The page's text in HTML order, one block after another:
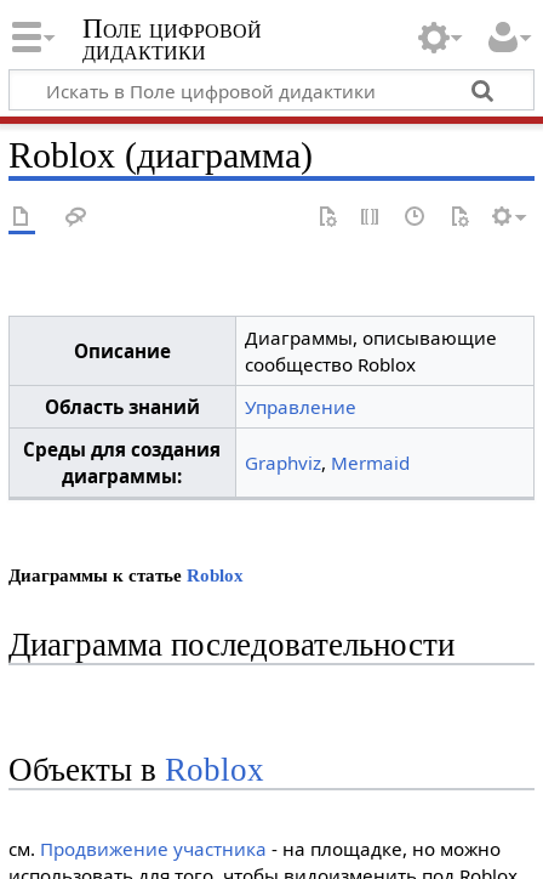
Поле цифровой
дидактики
Roblox (диаграмма)
Описание
Диаграммы, описывающие
сообщество Roblox
Область знаний
Управление
Среды для создания
диаграммы:
Graphviz, Mermaid
Диаграммы к статье Roblox
Диаграмма последовательности
Объекты в Roblox
см. Продвижение участника - на площадке, но можно